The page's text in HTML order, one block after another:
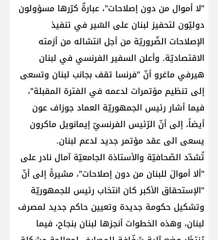
"لا أموال من دون إصلاحات"، عبارةٌ كرّرها مسؤولون
دوليّون لتحفيز لبنان على السّير في تنفيذ
الإصلاحات الضّروريّة من أجل انتشاله من أزمته
الاقتصاديّة. وأعلن السفير الفرنسي في لبنان
هيرفي ماغرو أنّ "فرنسا تقف بجانب لبنان وتسعى
إلى تنظيم مؤتمرات لدعمه في الفترة المقبلة"،
فيما أشار رئيس الجمهوريّة العماد جوزاف عون
أيضاً، إلى أنّ الرّئيس الفرنسيّ إيمانويل ماكرون
يسعى الى عقد مؤتمر جديد لدعم لبنان.
تُشدّد الصّحافيّة والأستاذة الجامعيّة آمال نادر على
"ألا أموالَ للبنان من دون إصلاحات"، مشيرةً إلى أنّ
"الإستحقاق الأكبر كان انتخاب رئيس للجمهوريّة
وتشكيل حكومة جديدة وتعيين حاكم جديد لمصرف
لبنان، وهذه الخطوات أنجزها لبنان بنجاح، فيما